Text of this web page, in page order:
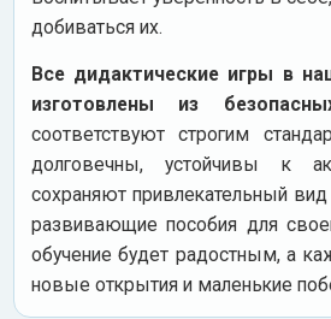
добиваться их.
Все дидактические игры в
изготовлены из
соответствуют строгим
долговечны, устойчивы к
сохраняют привлекательный
развивающие пособия для
обучение будет радостным, а
новые открытия и маленькие